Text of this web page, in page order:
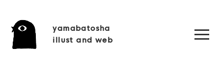
yamabatosha
illust and web